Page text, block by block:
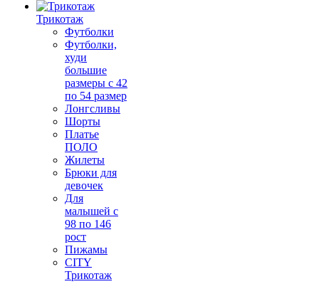
Трикотаж
Футболки
Футболки,
худи
большие
размеры с 42
по 54 размер
Лонгсливы
Шорты
Платье
ПОЛО
Жилеты
Брюки для
девочек
Для
малышей с
98 по 146
рост
Пижамы
CITY
Трикотаж